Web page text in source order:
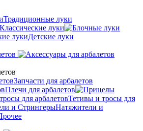
Традиционные луки
Классические луки
Детские луки
Запчасти для арбалетов
Плечи для арбалетов
Тетивы и тросы для
Натяжители и